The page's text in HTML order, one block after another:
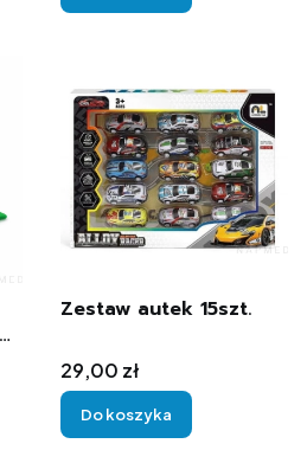
Zestaw autek 15szt.
Cena
29,00 zł
Do koszyka